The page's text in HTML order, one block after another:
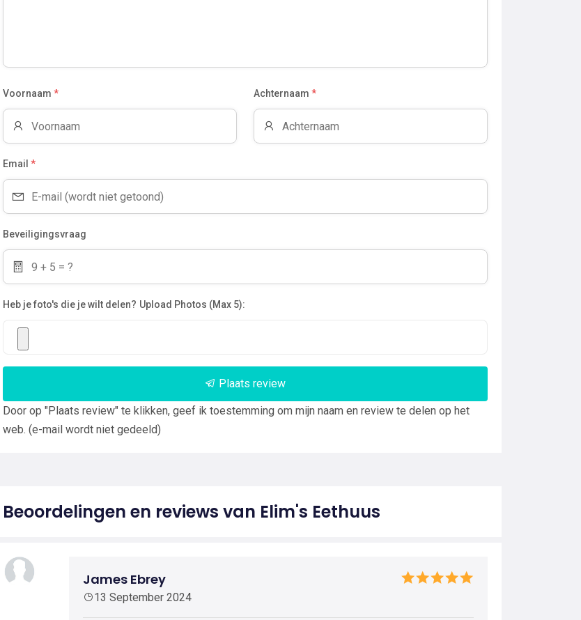
Voornaam * Achternaam *
Email *
Beveiligingsvraag
Heb je foto's die je wilt delen? Upload Photos (Max 5):
Plaats review
Door op "Plaats review" te klikken, geef ik toestemming om mijn naam en review te delen op het
web. (e-mail wordt niet gedeeld)
Beoordelingen en reviews van Elim's Eethuus
James Ebrey
13 September 2024